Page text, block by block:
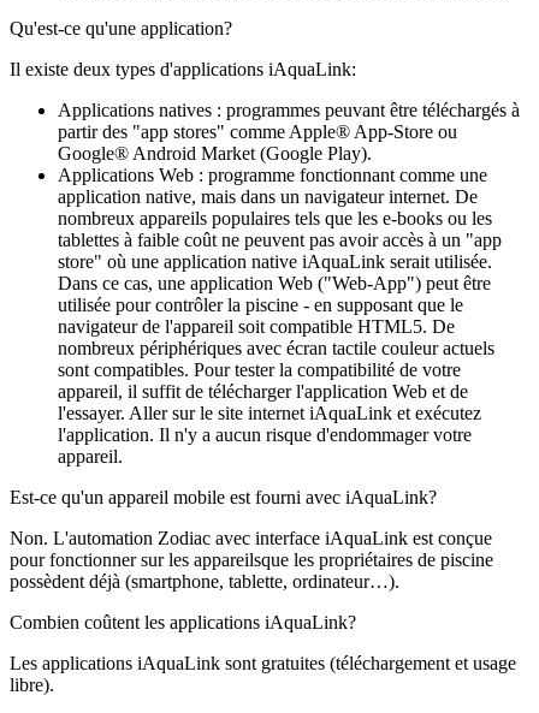
Qu'est-ce qu'une application?
Il existe deux types d'applications iAquaLink:
Applications natives : programmes peuvant être téléchargés à
partir des "app stores" comme Apple® App-Store ou
Google® Android Market (Google Play).
Applications Web : programme fonctionnant comme une
application native, mais dans un navigateur internet. De
nombreux appareils populaires tels que les e-books ou les
tablettes à faible coût ne peuvent pas avoir accès à un "app
store" où une application native iAquaLink serait utilisée.
Dans ce cas, une application Web ("Web-App") peut être
utilisée pour contrôler la piscine - en supposant que le
navigateur de l'appareil soit compatible HTML5. De
nombreux périphériques avec écran tactile couleur actuels
sont compatibles. Pour tester la compatibilité de votre
appareil, il suffit de télécharger l'application Web et de
l'essayer. Aller sur le site internet iAquaLink et exécutez
l'application. Il n'y a aucun risque d'endommager votre
appareil.
Est-ce qu'un appareil mobile est fourni avec iAquaLink?
Non. L'automation Zodiac avec interface iAquaLink est conçue
pour fonctionner sur les appareilsque les propriétaires de piscine
possèdent déjà (smartphone, tablette, ordinateur…).
Combien coûtent les applications iAquaLink?
Les applications iAquaLink sont gratuites (téléchargement et usage
libre).